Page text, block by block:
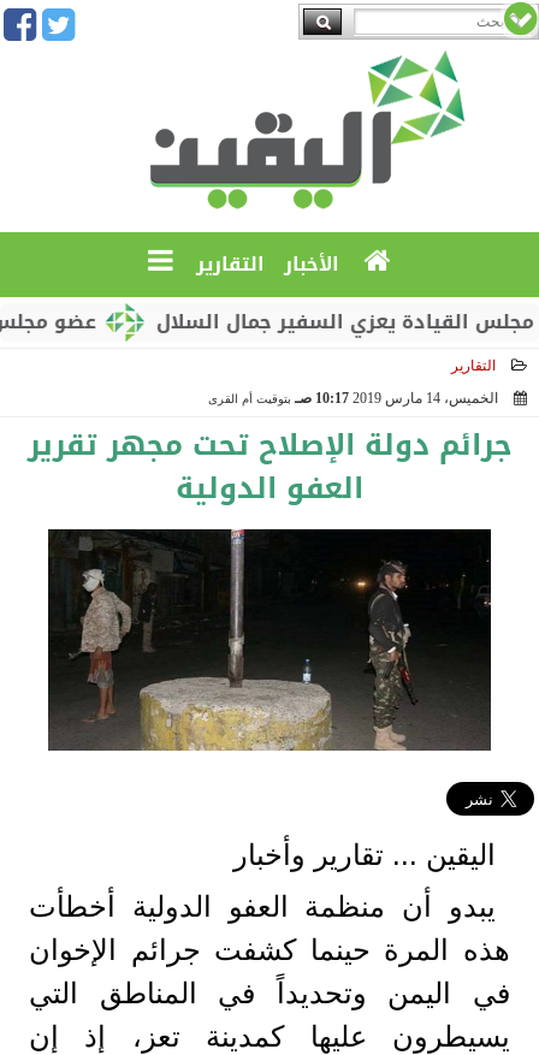
الأخبار التقارير
عضو مجلس
يعزي السفير جمال السلال
التقارير
الخميس، 14 مارس 2019
10:17 صـ بتوقيت أم القرى
جرائم دولة الإصلاح تحت مجهر تقرير
العفو الدولية
اليقين ... تقارير وأخبار
يبدو أن منظمة العفو الدولية أخطأت
هذه المرة حينما كشفت جرائم الإخوان
في اليمن وتحديداً في المناطق التي
يسيطرون عليها كمدينة تعز، إذ إن